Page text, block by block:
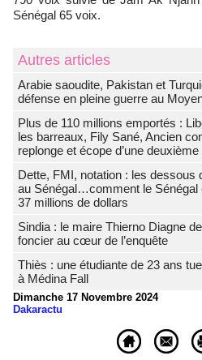
Sénégal 65 voix.
Autres articles
Arabie saoudite, Pakistan et
défense en pleine guerre au
Plus de 110 millions emportés :
les barreaux, Fily Sané, Ancien
replonge et écope d’une
Dette, FMI, notation : les dessous
au Sénégal…comment le Sénégal
37 millions de dollars
Sindia : le maire Thierno Diagne
foncier au cœur de l’enquête
Thiès : une étudiante de 23 ans
à Médina Fall
Dimanche 17 Novembre 2024
Dakaractu